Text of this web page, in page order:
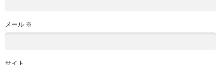
メール ※
サイト